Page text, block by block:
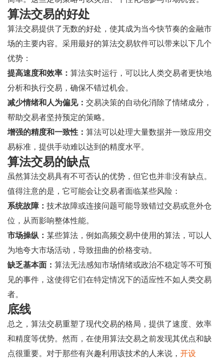
算法交易的好处
算法交易提供了无数的好处，使其成为当今快节奏的金融市
场的主要内容。采用最好的算法交易软件可以带来以下几个
优势：
提高速度和效率： 算法实时运行，可以比人类交易者更快地
分析和执行交易，确保不错过机会。
减少情绪和人为偏见： 交易决策的自动化消除了情绪成分，
帮助交易者坚持预定的策略。
增强的精度和一致性： 算法可以处理大量数据并一致应用交
易标准，提供手动难以达到的精度水平。
算法交易的缺点
虽然算法交易具有不可否认的优势，但它也并非没有缺点。
值得注意的是，它可能会让交易者面临某些风险：
系统故障： 技术故障或连接问题可能导致错过交易或意外仓
位，从而影响整体性能。
市场操纵： 某些算法，例如高频交易中使用的算法，可以人
为地夸大市场活动，导致扭曲的价格变动。
缺乏基本面： 算法无法感知市场情绪或政治不稳定等不可预
见的事件，这使得它们在特定情况下的适应性不如人类交易
者。
底线
总之，算法交易重塑了现代交易的格局，提供了速度、效率
和精度等优势。然而，在使用算法交易之前发现其优点和缺
点很重要。对于那些有兴趣利用该技术的人来说， 开设